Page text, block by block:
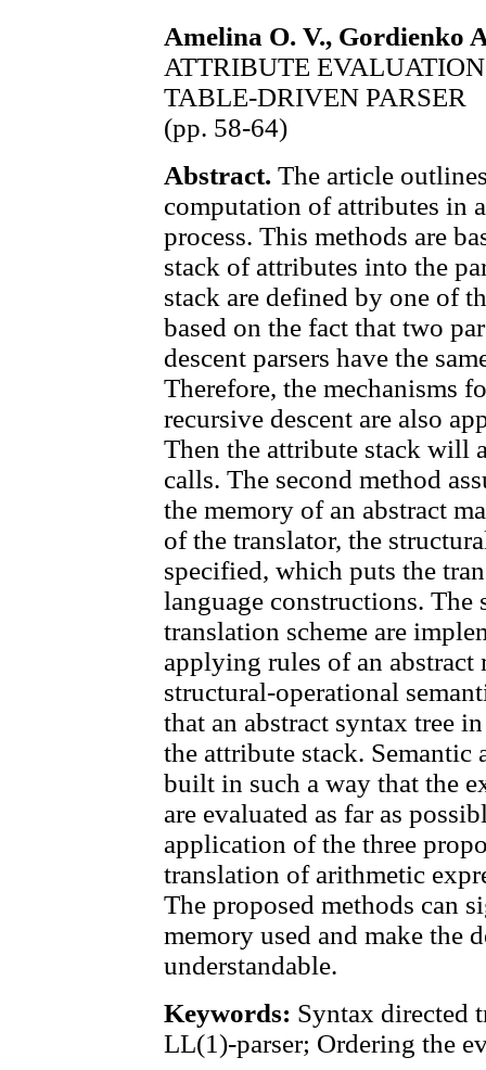
Amelina O. V., Gordienko
ATTRIBUTE
TABLE-DRIVEN PARSER
(pp. 58-64)
Abstract. The article
computation of attributes in
process. This methods are
stack of attributes into the
stack are defined by one of
based on the fact that two
descent parsers have the
Therefore, the mechanisms
recursive descent are also
Then the attribute stack will
calls. The second method
the memory of an abstract
of the translator, the
specified, which puts the
language constructions. The
translation scheme are
applying rules of an
structural-operational
that an abstract syntax tree
the attribute stack. Semantic
built in such a way that the
are evaluated as far as
application of the three
translation of arithmetic
The proposed methods can
memory used and make the
understandable.
Keywords: Syntax directed
LL(1)-parser; Ordering the